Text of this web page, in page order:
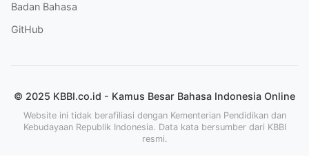
Badan Bahasa
GitHub
© 2025 KBBI.co.id - Kamus Besar Bahasa Indonesia Online
Website ini tidak berafiliasi dengan Kementerian Pendidikan dan
Kebudayaan Republik Indonesia. Data kata bersumber dari KBBI
resmi.